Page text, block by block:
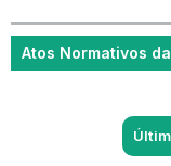
Atos Normativos